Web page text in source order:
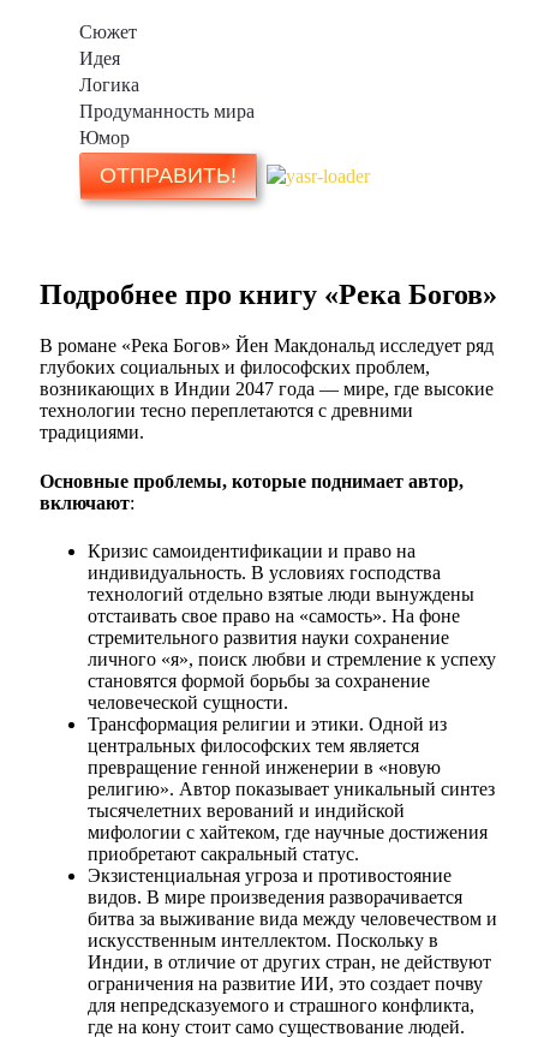
Сюжет
Идея
Логика
Продуманность мира
Юмор
Подробнее про книгу «Река Богов»
В романе «Река Богов» Йен Макдональд исследует ряд
глубоких социальных и философских проблем,
возникающих в Индии 2047 года — мире, где высокие
технологии тесно переплетаются с древними
традициями.
Основные проблемы, которые поднимает автор,
включают:
Кризис самоидентификации и право на
индивидуальность. В условиях господства
технологий отдельно взятые люди вынуждены
отстаивать свое право на «самость». На фоне
стремительного развития науки сохранение
личного «я», поиск любви и стремление к успеху
становятся формой борьбы за сохранение
человеческой сущности.
Трансформация религии и этики. Одной из
центральных философских тем является
превращение генной инженерии в «новую
религию». Автор показывает уникальный синтез
тысячелетних верований и индийской
мифологии с хайтеком, где научные достижения
приобретают сакральный статус.
Экзистенциальная угроза и противостояние
видов. В мире произведения разворачивается
битва за выживание вида между человечеством и
искусственным интеллектом. Поскольку в
Индии, в отличие от других стран, не действуют
ограничения на развитие ИИ, это создает почву
для непредсказуемого и страшного конфликта,
где на кону стоит само существование людей.